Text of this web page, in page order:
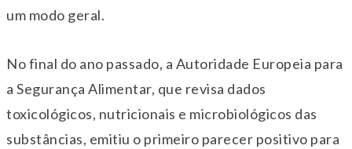
um modo geral.
No final do ano passado, a Autoridade Europeia para
a Segurança Alimentar, que revisa dados
toxicológicos, nutricionais e microbiológicos das
substâncias, emitiu o primeiro parecer positivo para